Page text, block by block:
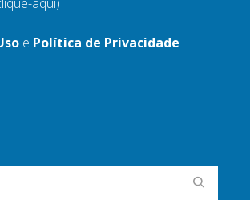
e Política de Privacidade